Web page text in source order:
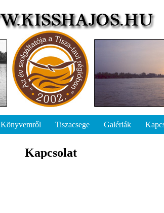
Könyvemről Tiszacsege Galériák
Kapcsolat